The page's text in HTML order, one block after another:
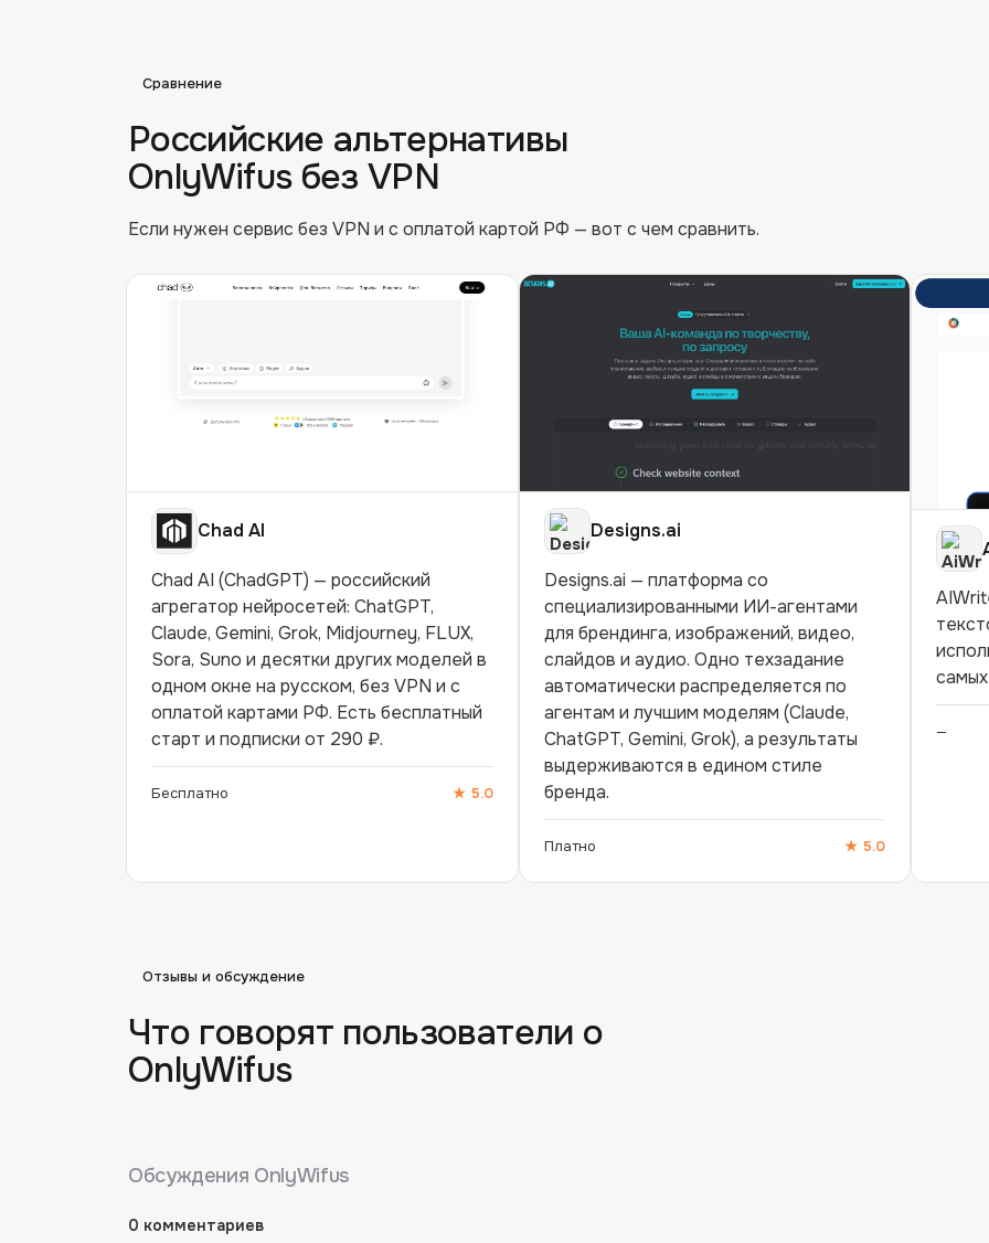
Сравнение
Российские альтернативы
OnlyWifusбез VPN
Если нужен сервис без VPN и с оплатой картой РФ — вот с чем сравнить.
Chad AI
Chad AI (ChadGPT) — российский
агрегатор нейросетей: ChatGPT,
Claude, Gemini, Grok, Midjourney, FLUX,
Sora, Suno и десятки других моделей в
одном окне на русском, без VPN и с
оплатой картами РФ. Есть бесплатный
старт и подписки от 290 ₽.
Бесплатно ★ 5.0
Designs.ai
Designs.ai — платформа со
специализированными ИИ-агентами
для брендинга, изображений, видео,
слайдов и аудио. Одно техзадание
автоматически распределяется по
агентам и лучшим моделям (Claude,
ChatGPT, Gemini, Grok), а результаты
выдерживаются в едином стиле
бренда.
Платно ★5.0
—
Отзывы и обсуждение
Что говорят пользователи о
OnlyWifus
Обсуждения OnlyWifus
0 комментариев